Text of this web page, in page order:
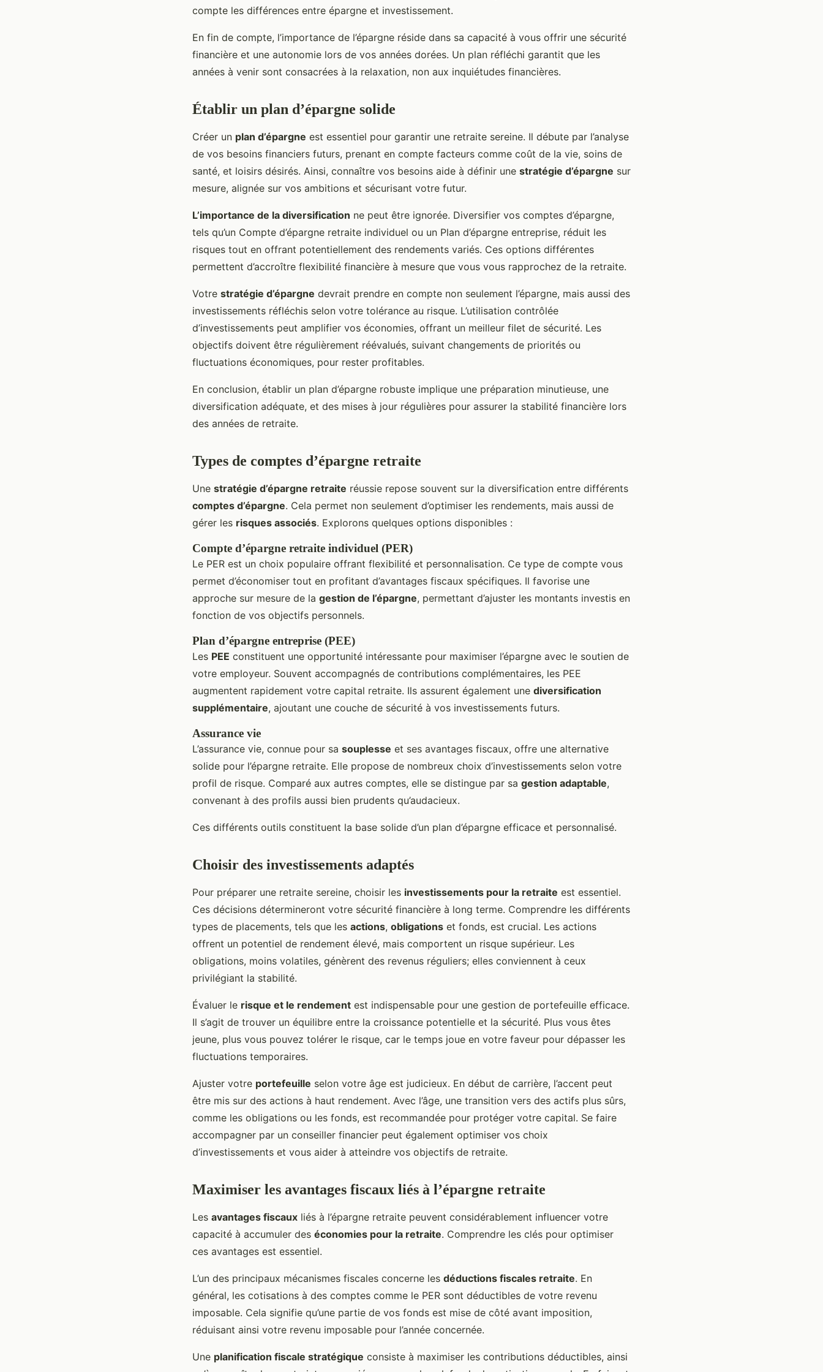
compte les différences entre épargne et investissement.
En fin de compte, l’importance de l’épargne réside dans sa capacité à vous offrir une sécurité
financière et une autonomie lors de vos années dorées. Un plan réfléchi garantit que les
années à venir sont consacrées à la relaxation, non aux inquiétudes financières.
Établir un plan d’épargne solide
Créer un plan d’épargne est essentiel pour garantir une retraite sereine. Il débute par l’analyse
de vos besoins financiers futurs, prenant en compte facteurs comme coût de la vie, soins de
santé, et loisirs désirés. Ainsi, connaître vos besoins aide à définir une stratégie d’épargne sur
mesure, alignée sur vos ambitions et sécurisant votre futur.
L’importance de la diversification ne peut être ignorée. Diversifier vos comptes d’épargne,
tels qu’un Compte d’épargne retraite individuel ou un Plan d’épargne entreprise, réduit les
risques tout en offrant potentiellement des rendements variés. Ces options différentes
permettent d’accroître flexibilité financière à mesure que vous vous rapprochez de la retraite.
Votre stratégie d’épargne devrait prendre en compte non seulement l’épargne, mais aussi des
investissements réfléchis selon votre tolérance au risque. L’utilisation contrôlée
d’investissements peut amplifier vos économies, offrant un meilleur filet de sécurité. Les
objectifs doivent être régulièrement réévalués, suivant changements de priorités ou
fluctuations économiques, pour rester profitables.
En conclusion, établir un plan d’épargne robuste implique une préparation minutieuse, une
diversification adéquate, et des mises à jour régulières pour assurer la stabilité financière lors
des années de retraite.
Types de comptes d’épargne retraite
Une stratégie d’épargne retraite réussie repose souvent sur la diversification entre différents
comptes d’épargne. Cela permet non seulement d’optimiser les rendements, mais aussi de
gérer les risques associés. Explorons quelques options disponibles :
Compte d’épargne retraite individuel (PER)
Le PER est un choix populaire offrant flexibilité et personnalisation. Ce type de compte vous
permet d’économiser tout en profitant d’avantages fiscaux spécifiques. Il favorise une
approche sur mesure de la gestion de l’épargne, permettant d’ajuster les montants investis en
fonction de vos objectifs personnels.
Plan d’épargne entreprise (PEE)
Les PEE constituent une opportunité intéressante pour maximiser l’épargne avec le soutien de
votre employeur. Souvent accompagnés de contributions complémentaires, les PEE
augmentent rapidement votre capital retraite. Ils assurent également une diversification
supplémentaire, ajoutant une couche de sécurité à vos investissements futurs.
Assurance vie
L’assurance vie, connue pour sa souplesse et ses avantages fiscaux, offre une alternative
solide pour l’épargne retraite. Elle propose de nombreux choix d’investissements selon votre
profil de risque. Comparé aux autres comptes, elle se distingue par sa gestion adaptable,
convenant à des profils aussi bien prudents qu’audacieux.
Ces différents outils constituent la base solide d’un plan d’épargne efficace et personnalisé.
Choisir des investissements adaptés
Pour préparer une retraite sereine, choisir les investissements pour la retraite est essentiel.
Ces décisions détermineront votre sécurité financière à long terme. Comprendre les différents
types de placements, tels que les actions, obligations et fonds, est crucial. Les actions
offrent un potentiel de rendement élevé, mais comportent un risque supérieur. Les
obligations, moins volatiles, génèrent des revenus réguliers; elles conviennent à ceux
privilégiant la stabilité.
Évaluer le risque et le rendement est indispensable pour une gestion de portefeuille efficace.
Il s’agit de trouver un équilibre entre la croissance potentielle et la sécurité. Plus vous êtes
jeune, plus vous pouvez tolérer le risque, car le temps joue en votre faveur pour dépasser les
fluctuations temporaires.
Ajuster votre portefeuille selon votre âge est judicieux. En début de carrière, l’accent peut
être mis sur des actions à haut rendement. Avec l’âge, une transition vers des actifs plus sûrs,
comme les obligations ou les fonds, est recommandée pour protéger votre capital. Se faire
accompagner par un conseiller financier peut également optimiser vos choix
d’investissements et vous aider à atteindre vos objectifs de retraite.
Maximiser les avantages fiscaux liés à l’épargne retraite
Les avantages fiscaux liés à l’épargne retraite peuvent considérablement influencer votre
capacité à accumuler des économies pour la retraite. Comprendre les clés pour optimiser
ces avantages est essentiel.
L’un des principaux mécanismes fiscales concerne les déductions fiscales retraite. En
général, les cotisations à des comptes comme le PER sont déductibles de votre revenu
imposable. Cela signifie qu’une partie de vos fonds est mise de côté avant imposition,
réduisant ainsi votre revenu imposable pour l’année concernée.
Une planification fiscale stratégique consiste à maximiser les contributions déductibles, ainsi